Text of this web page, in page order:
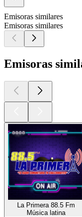
Emisoras similares
Emisoras similares
Emisoras
La Primera 88.5 Fm
Música latina